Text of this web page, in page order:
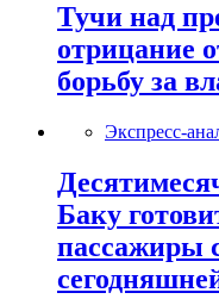
Тучи над
отрицание
борьбу за
Экспресс-
Баку
пассажиры